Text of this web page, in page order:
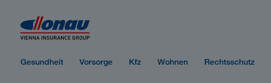
Gesundheit Vorsorge Kfz Wohnen Rechtsschutz